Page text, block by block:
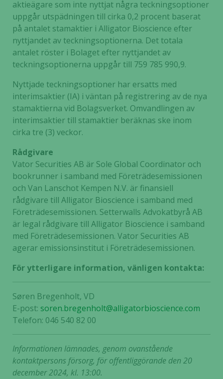
aktieägare som inte nyttjat några teckningsoptioner
uppgår utspädningen till cirka 0,2 procent baserat
på antalet stamaktier i Alligator Bioscience efter
nyttjandet av teckningsoptionerna. Det totala
antalet röster i Bolaget efter nyttjandet av
teckningsoptionerna uppgår till 759 785 990,9.
Nyttjade teckningsoptioner har ersatts med
interimsaktier (IA) i väntan på registrering av de nya
stamaktierna vid Bolagsverket. Omvandlingen av
interimsaktier till stamaktier beräknas ske inom
cirka tre (3) veckor.
Rådgivare
Vator Securities AB är Sole Global Coordinator och
bookrunner i samband med Företrädesemissionen
och Van Lanschot Kempen N.V. är finansiell
rådgivare till Alligator Bioscience i samband med
Företrädesemissionen. Setterwalls Advokatbyrå AB
är legal rådgivare till Alligator Bioscience i samband
med Företrädesemissionen. Vator Securities AB
agerar emissionsinstitut i Företrädesemissionen.
För ytterligare information, vänligen kontakta:
Søren Bregenholt, VD
E-post: soren.bregenholt@alligatorbioscience.com
Telefon: 046 540 82 00
Informationen lämnades, genom ovanstående
kontaktpersons försorg, för offentliggörande den 20
december 2024, kl. 13:00.